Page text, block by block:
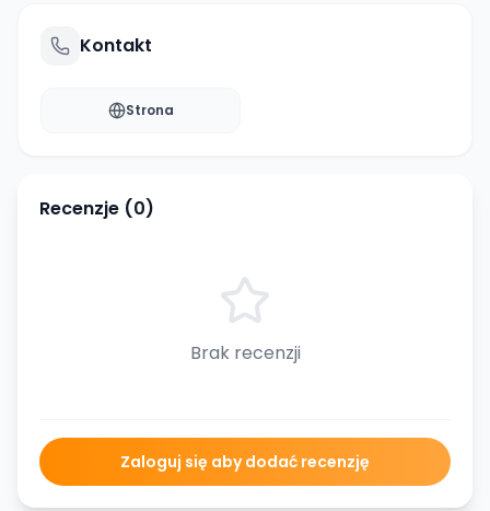
Kontakt
Strona
Recenzje (0)
Brak recenzji
Zaloguj się aby dodać recenzję